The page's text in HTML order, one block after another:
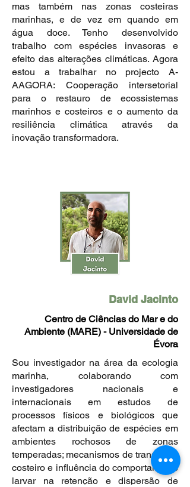
mas também nas zonas costeiras
marinhas, e de vez em quando em
água doce. Tenho desenvolvido
trabalho com espécies invasoras e
efeito das alterações climáticas. Agora
estou a trabalhar no projecto A-
AAGORA: Cooperação intersetorial
para o restauro de ecossistemas
marinhos e costeiros e o aumento da
resiliência climática através da
inovação transformadora.
David Jacinto
Centro de Ciências do Mar e do
Ambiente (MARE) - Universidade de
Évora
Sou investigador na área da ecologia
marinha, colaborando com
investigadores nacionais e
internacionais em estudos de
processos físicos e biológicos que
afectam a distribuição de espécies em
ambientes rochosos de zonas
temperadas; mecanismos de transporte
costeiro e influência do comportamento
larvar na retenção e dispersão de